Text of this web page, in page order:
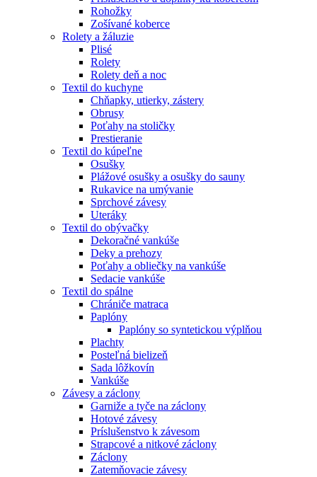
Rohožky
Zošívané koberce
Rolety a žáluzie
Plisé
Rolety
Rolety deň a noc
Textil do kuchyne
Chňapky, utierky, zástery
Obrusy
Poťahy na stoličky
Prestieranie
Textil do kúpeľne
Osušky
Plážové osušky a osušky do sauny
Rukavice na umývanie
Sprchové závesy
Uteráky
Textil do obývačky
Dekoračné vankúše
Deky a prehozy
Poťahy a obliečky na vankúše
Sedacie vankúše
Textil do spálne
Chrániče matraca
Paplóny
Paplóny so syntetickou výplňou
Plachty
Posteľná bielizeň
Sada lôžkovín
Vankúše
Závesy a záclony
Garniže a tyče na záclony
Hotové závesy
Príslušenstvo k závesom
Strapcové a nitkové záclony
Záclony
Zatemňovacie závesy